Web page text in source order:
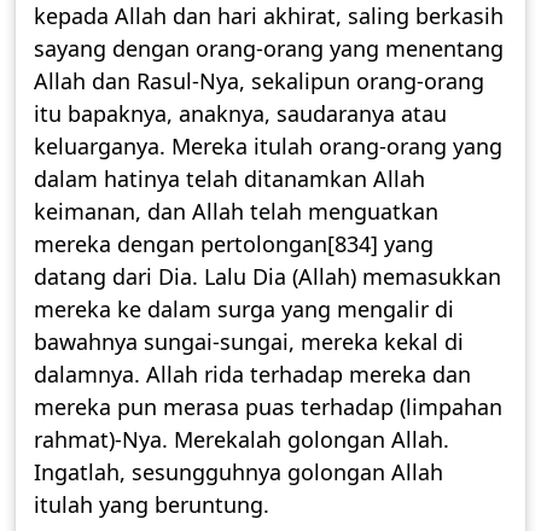
kepada Allah dan hari akhirat, saling berkasih
sayang dengan orang-orang yang menentang
Allah dan Rasul-Nya, sekalipun orang-orang
itu bapaknya, anaknya, saudaranya atau
keluarganya. Mereka itulah orang-orang yang
dalam hatinya telah ditanamkan Allah
keimanan, dan Allah telah menguatkan
mereka dengan pertolongan[834] yang
datang dari Dia. Lalu Dia (Allah) memasukkan
mereka ke dalam surga yang mengalir di
bawahnya sungai-sungai, mereka kekal di
dalamnya. Allah rida terhadap mereka dan
mereka pun merasa puas terhadap (limpahan
rahmat)-Nya. Merekalah golongan Allah.
Ingatlah, sesungguhnya golongan Allah
itulah yang beruntung.